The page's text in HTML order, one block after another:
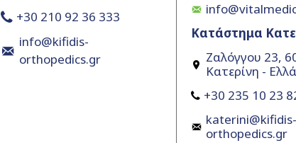
+30 210 92 36 333
info@kifidis-
orthopedics.gr
Κατάστημα
Ζαλόγγου 23,
Κατερίνη -
+30 235 10 23
katerini@kifidis-
orthopedics.gr